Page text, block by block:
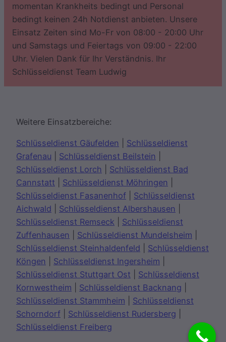
momentan Krankheits bedingt und Personal
bedingt keinen 24h Notdienst anbieten. Unsere
Einsatz Zeiten sind Mo-Fr von 08:00 - 20:00 Uhr
und Samstags und Feiertags von 09:00 - 22:00
Uhr. Vielen Dank für Ihr Verständnis. Ihr
Schlüsseldienst Team Ludwig
Weitere Einsatzbereiche:
Schlüsseldienst Gäufelden
Schlüsseldienst
Grafenau
Schlüsseldienst Beilstein
Schlüsseldienst Lorch
Schlüsseldienst Bad
Cannstatt
Schlüsseldienst Möhringen
Schlüsseldienst Fasanenhof
Schlüsseldienst
Aichwald
Schlüsseldienst Albershausen
Schlüsseldienst Remseck
Schlüsseldienst
Zuffenhausen
Schlüsseldienst Mundelsheim
Schlüsseldienst Steinhaldenfeld
Schlüsseldienst
Köngen
Schlüsseldienst Ingersheim
Schlüsseldienst Stuttgart Ost
Schlüsseldienst
Kornwestheim
Schlüsseldienst Backnang
Schlüsseldienst Stammheim
Schlüsseldienst
Schorndorf
Schlüsseldienst Rudersberg
Schlüsseldienst Freiberg